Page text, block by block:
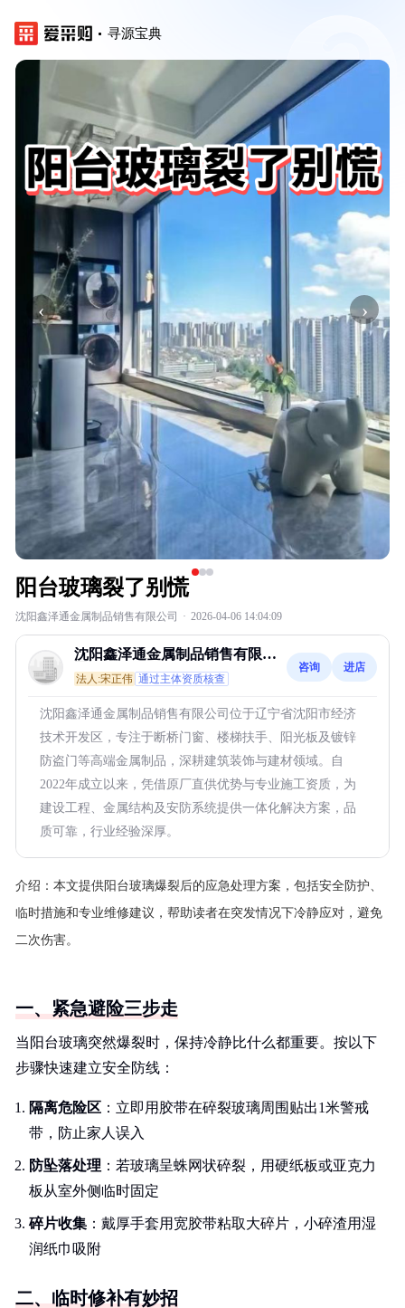
寻源宝典
‹ ›
阳台玻璃裂了别慌
沈阳鑫泽通金属制品销售有限公司 · 2026-04-06 14:04:09
沈阳鑫泽通金属制品销售有限公
司
法人:宋正伟 通过主体资质核查
咨询 进店
沈阳鑫泽通金属制品销售有限公司位于辽宁省沈阳市经济
技术开发区，专注于断桥门窗、楼梯扶手、阳光板及镀锌
防盗门等高端金属制品，深耕建筑装饰与建材领域。自
2022年成立以来，凭借原厂直供优势与专业施工资质，为
建设工程、金属结构及安防系统提供一体化解决方案，品
质可靠，行业经验深厚。
介绍： 本文提供阳台玻璃爆裂后的应急处理方案，包括安全防护、
临时措施和专业维修建议，帮助读者在突发情况下冷静应对，避免
二次伤害。
一、紧急避险三步走
当阳台玻璃突然爆裂时，保持冷静比什么都重要。按以下
步骤快速建立安全防线：
隔离危险区 ：立即用胶带在碎裂玻璃周围贴出1米警戒
带，防止家人误入
防坠落处理 ：若玻璃呈蛛网状碎裂，用硬纸板或亚克力
板从室外侧临时固定
碎片收集 ：戴厚手套用宽胶带粘取大碎片，小碎渣用湿
润纸巾吸附
二、临时修补有妙招